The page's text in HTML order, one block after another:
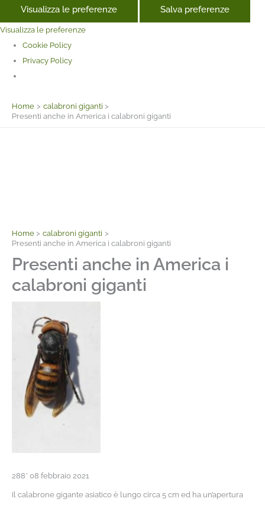
Visualizza le preferenze Salva preferenze
Visualizza le preferenze
Cookie Policy
Privacy Policy
Home
calabroni giganti
Presenti anche in America i calabroni giganti
Home
calabroni giganti
Presenti anche in America i calabroni giganti
Presenti anche in America i
calabroni giganti
288* 08 febbraio 2021
Il calabrone gigante asiatico è lungo circa 5 cm ed ha un’apertura